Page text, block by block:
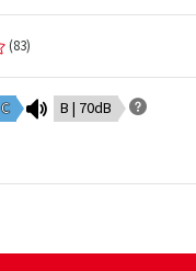
(83)
C B | 70dB